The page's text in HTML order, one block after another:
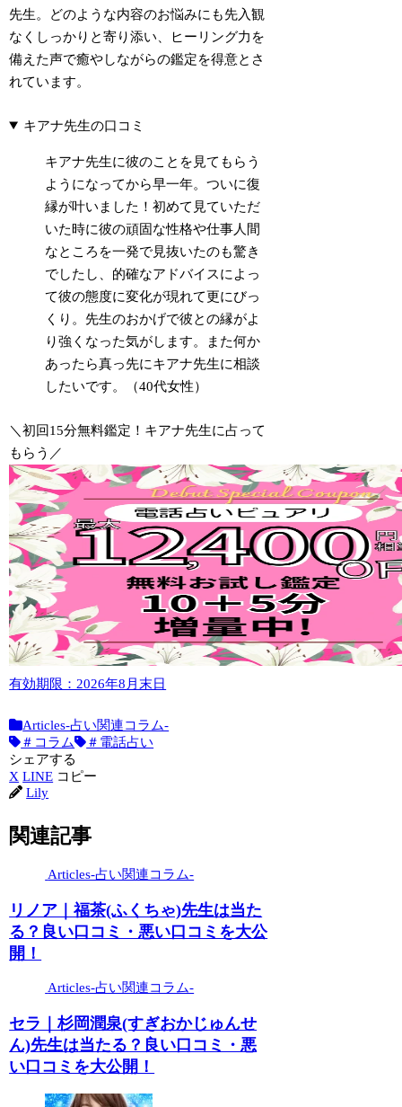
先生。どのような内容のお悩みにも先入観
なくしっかりと寄り添い、ヒーリング力を
備えた声で癒やしながらの鑑定を得意とさ
れています。
キアナ先生の口コミ
キアナ先生に彼のことを見てもらう
ようになってから早一年。ついに復
縁が叶いました！初めて見ていただ
いた時に彼の頑固な性格や仕事人間
なところを一発で見抜いたのも驚き
でしたし、的確なアドバイスによっ
て彼の態度に変化が現れて更にびっ
くり。先生のおかげで彼との縁がよ
り強くなった気がします。また何か
あったら真っ先にキアナ先生に相談
したいです。（40代女性）
＼初回15分無料鑑定！キアナ先生に占って
もらう／
有効期限：2026年8月末日
Articles-占い関連コラム-
＃コラム
＃電話占い
シェアする
X LINE コピー
Lily
関連記事
Articles-占い関連コラム-
リノア｜福茶(ふくちゃ)先生は当た
る？良い口コミ・悪い口コミを大公
開！
Articles-占い関連コラム-
セラ｜杉岡潤泉(すぎおかじゅんせ
ん)先生は当たる？良い口コミ・悪
い口コミを大公開！